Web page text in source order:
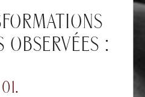
OBSERVÉES :
01.